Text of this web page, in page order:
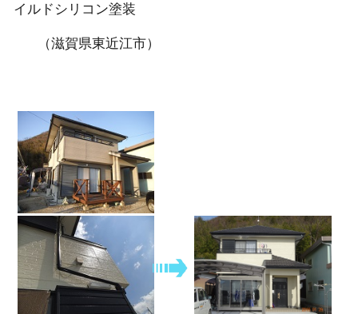
イルドシリコン塗装
（滋賀県東近江市）